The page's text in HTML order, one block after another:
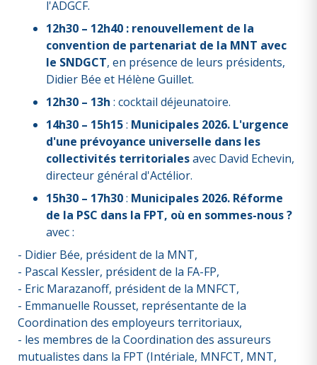
l'ADGCF.
12h30 – 12h40 : renouvellement de la
convention de partenariat de la MNT avec
le SNDGCT, en présence de leurs présidents,
Didier Bée et Hélène Guillet.
12h30 – 13h : cocktail déjeunatoire.
14h30 – 15h15: Municipales 2026. L'urgence
d'une prévoyance universelle dans les
collectivités territorialesavec David Echevin,
directeur général d'Actélior.
15h30 – 17h30: Municipales 2026. Réforme
de la PSC dans la FPT, où en sommes-nous ?
avec :
- Didier Bée, président de la MNT,
- Pascal Kessler, président de la FA-FP,
- Eric Marazanoff, président de la MNFCT,
- Emmanuelle Rousset, représentante de la
Coordination des employeurs territoriaux,
- les membres de la Coordination des assureurs
mutualistes dans la FPT (Intériale, MNFCT, MNT,